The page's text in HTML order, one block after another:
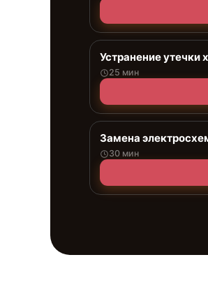
Устранение утечки
25 мин
Замена
30 мин